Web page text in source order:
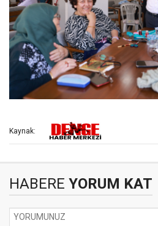
Kaynak:
HABERE YORUM KAT